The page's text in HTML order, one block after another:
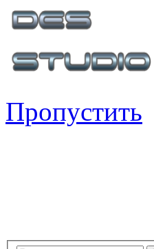
Пропустить